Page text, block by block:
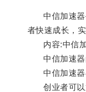
中信加速器
者快速成长，
内容:中信加
中信加速器
中信加速器与
创业者可以通